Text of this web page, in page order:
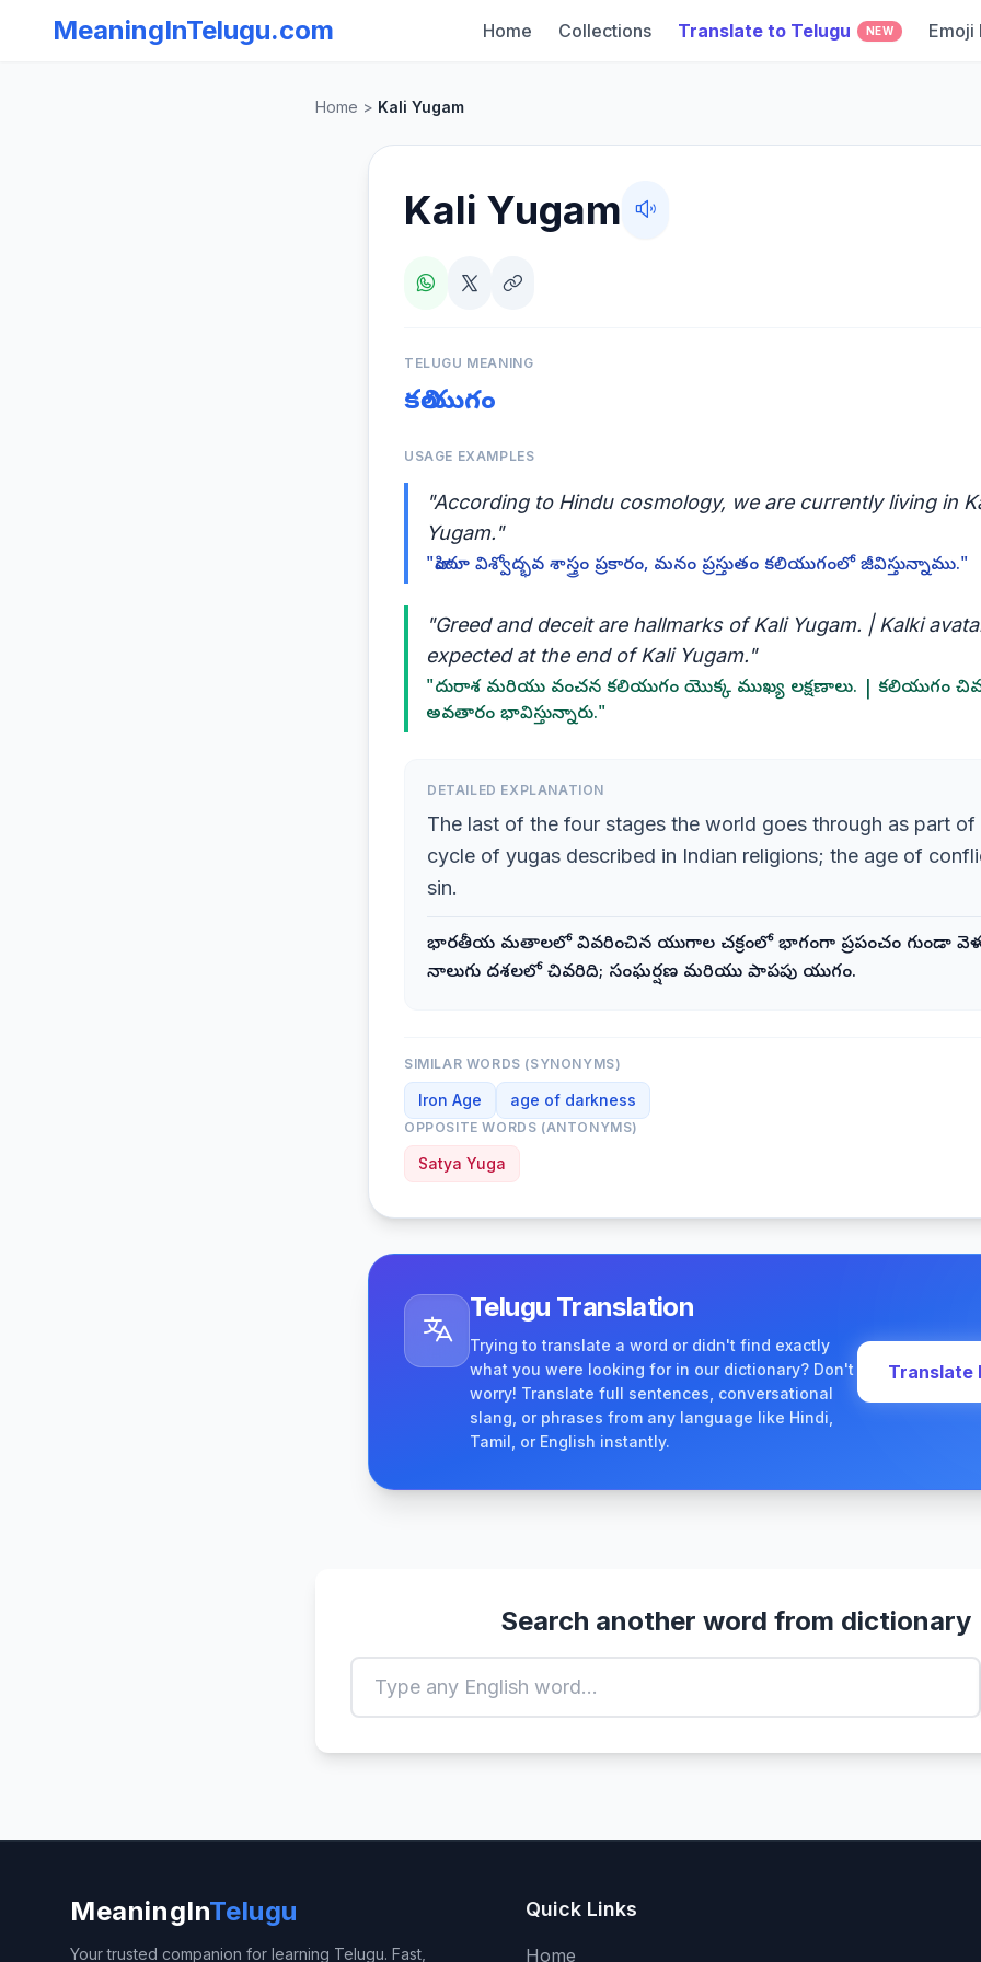
MeaningInTelugu.com Home Collections Translate to Telugu NEW Emoji
Home > Kali Yugam
Kali Yugam
TELUGU MEANING
కలియుగం
USAGE EXAMPLES
"According to Hindu cosmology, we are currently living in
Yugam."
"హిందూ విశ్వోద్భవ శాస్త్రం ప్రకారం, మనం ప్రస్తుతం కలియుగంలో జీవిస్తున్నాము."
"Greed and deceit are hallmarks of Kali Yugam. | Kalki
expected at the end of Kali Yugam."
"దురాశ మరియు వంచన కలియుగం యొక్క ముఖ్య లక్షణాలు. | కలియుగం
అవతారం భావిస్తున్నారు."
DETAILED EXPLANATION
The last of the four stages the world goes through as part of
cycle of yugas described in Indian religions; the age of
sin.
భారతీయ మతాలలో వివరించిన యుగాల చక్రంలో భాగంగా ప్రపంచం గుండా
నాలుగు దశలలో చివరిది; సంఘర్షణ మరియు పాపపు యుగం.
SIMILAR WORDS (SYNONYMS)
Iron Age age of darkness
OPPOSITE WORDS (ANTONYMS)
Satya Yuga
Telugu Translation
Trying to translate a word or didn't find exactly
what you were looking for in our dictionary? Don't
worry! Translate full sentences, conversational
slang, or phrases from any language like Hindi,
Tamil, or English instantly.
Translate
Search another word from dictionary
MeaningInTelugu
Your trusted companion for learning Telugu. Fast,
Quick Links
Home